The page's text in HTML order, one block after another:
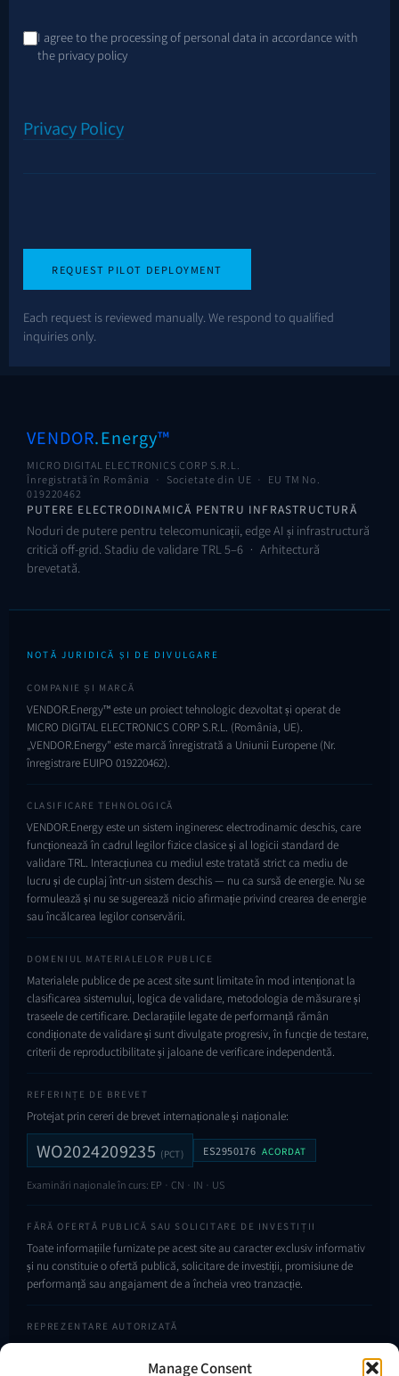
Manage Consent
I agree to the processing of personal data in accordance with
the privacy policy
Privacy Policy
Each request is reviewed manually. We respond to qualified
inquiries only.
VENDOR.Energy™
MICRO DIGITAL ELECTRONICS CORP S.R.L.
Înregistrată în România · Societate din UE · EU TM No.
019220462
PUTERE ELECTRODINAMICĂ PENTRU INFRASTRUCTURĂ
Noduri de putere pentru telecomunicații, edge AI și infrastructură
critică off-grid. Stadiu de validare TRL 5–6 · Arhitectură
brevetată.
NOTĂ JURIDICĂ ȘI DE DIVULGARE
COMPANIE ȘI MARCĂ
VENDOR.Energy™ este un proiect tehnologic dezvoltat și operat de
MICRO DIGITAL ELECTRONICS CORP S.R.L. (România, UE).
„VENDOR.Energy" este marcă înregistrată a Uniunii Europene (Nr.
înregistrare EUIPO 019220462).
CLASIFICARE TEHNOLOGICĂ
VENDOR.Energy este un sistem ingineresc electrodinamic deschis, care
funcționează în cadrul legilor fizice clasice și al logicii standard de
validare TRL. Interacțiunea cu mediul este tratată strict ca mediu de
lucru și de cuplaj într-un sistem deschis — nu ca sursă de energie. Nu se
formulează și nu se sugerează nicio afirmație privind crearea de energie
sau încălcarea legilor conservării.
DOMENIUL MATERIALELOR PUBLICE
Materialele publice de pe acest site sunt limitate în mod intenționat la
clasificarea sistemului, logica de validare, metodologia de măsurare și
traseele de certificare. Declarațiile legate de performanță rămân
condiționate de validare și sunt divulgate progresiv, în funcție de testare,
criterii de reproductibilitate și jaloane de verificare independentă.
REFERINȚE DE BREVET
Protejat prin cereri de brevet internaționale și naționale:
WO2024209235 (PCT) ES2950176 ACORDAT
Examinări naționale în curs: EP · CN · IN · US
FĂRĂ OFERTĂ PUBLICĂ SAU SOLICITARE DE INVESTIȚII
Toate informațiile furnizate pe acest site au caracter exclusiv informativ
și nu constituie o ofertă publică, solicitare de investiții, promisiune de
performanță sau angajament de a încheia vreo tranzacție.
REPREZENTARE AUTORIZATĂ
Numai persoanele autorizate în mod expres și în scris de MICRO DIGITAL
ELECTRONICS CORP S.R.L. pot reprezenta VENDOR.Energy, accepta sau